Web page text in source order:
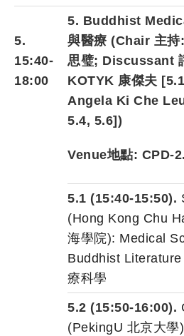
5.
15:40-
18:00
5. Buddhist
與醫療 (Chair 主持:
思璧; Discussant
KOTYK 康傑夫
Angela Ki Che
5.4, 5.6] )
Venue地點: CPD-
5.1 (15:40-15:50).
(Hong Kong Chu
海學院): Medical
Buddhist
療科學
5.2 (15:50-16:00).
(PekingU 北京大學